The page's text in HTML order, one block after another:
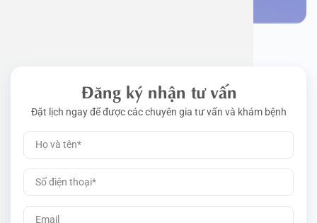
Đăng ký nhận tư vấn
Đặt lịch ngay để được các chuyên gia tư vấn và khám bệnh